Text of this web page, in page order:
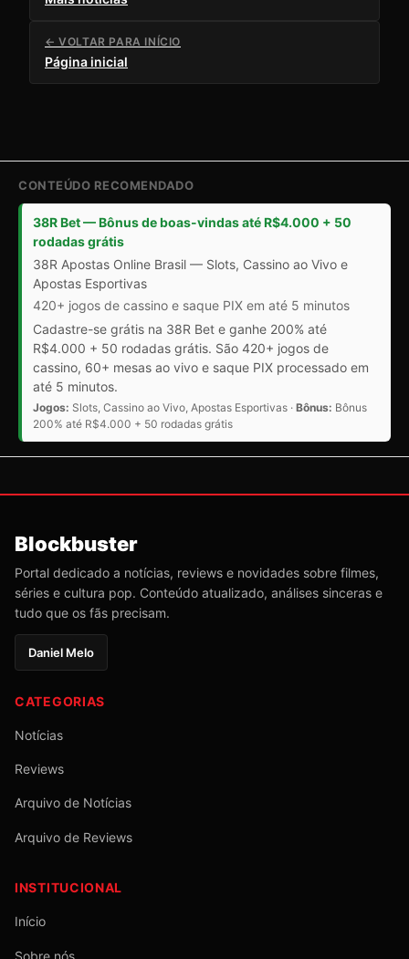
← VOLTAR PARA INÍCIO
Página inicial
CONTEÚDO RECOMENDADO
38R Bet — Bônus de boas-vindas até R$4.000 + 50
rodadas grátis
38R Apostas Online Brasil — Slots, Cassino ao Vivo e
Apostas Esportivas
420+ jogos de cassino e saque PIX em até 5 minutos
Cadastre-se grátis na 38R Bet e ganhe 200% até
R$4.000 + 50 rodadas grátis. São 420+ jogos de
cassino, 60+ mesas ao vivo e saque PIX processado em
até 5 minutos.
Jogos: Slots, Cassino ao Vivo, Apostas Esportivas · Bônus: Bônus
200% até R$4.000 + 50 rodadas grátis
Blockbuster
Portal dedicado a notícias, reviews e novidades sobre filmes,
séries e cultura pop. Conteúdo atualizado, análises sinceras e
tudo que os fãs precisam.
Daniel Melo
CATEGORIAS
Notícias
Reviews
Arquivo de Notícias
Arquivo de Reviews
INSTITUCIONAL
Início
Sobre nós